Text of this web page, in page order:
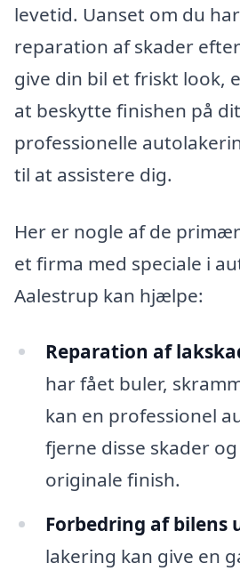
levetid. Uanset om du
reparation af skader
give din bil et friskt look,
at beskytte finishen på
professionelle
til at assistere dig.
Her er nogle af de
et firma med speciale i
Aalestrup kan hjælpe:
Reparation af
har fået buler,
kan en professionel
fjerne disse skader
originale finish.
Forbedring af bilens
lakering kan give en